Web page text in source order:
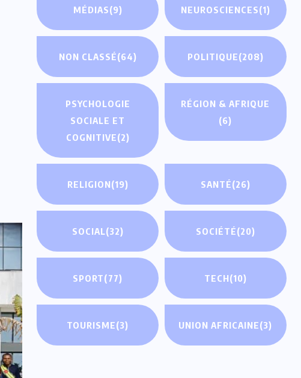
MÉDIAS(9) NEUROSCIENCES(1)
NON CLASSÉ(64) POLITIQUE(208)
PSYCHOLOGIE
SOCIALE ET
COGNITIVE(2)
RÉGION & AFRIQUE
(6)
RELIGION(19) SANTÉ(26)
SOCIAL(32) SOCIÉTÉ(20)
SPORT(77) TECH(10)
TOURISME(3) UNION AFRICAINE(3)